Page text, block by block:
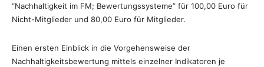
“Nachhaltigkeit im FM; Bewertungssysteme” für 100,00 Euro für
Nicht-Mitglieder und 80,00 Euro für Mitglieder.
Einen ersten Einblick in die Vorgehensweise der
Nachhaltigkeitsbewertung mittels einzelner Indikatoren je